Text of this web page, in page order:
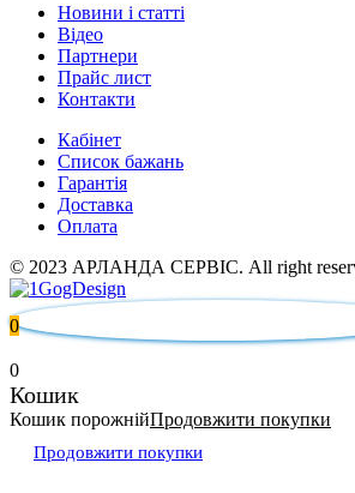
Новини і статті
Відео
Партнери
Прайс лист
Контакти
Кабінет
Список бажань
Гарантія
Доставка
Оплата
© 2023 АРЛАНДА СЕРВІС. All right
0
0
Кошик
Кошик порожнійПродовжити покупки
Продовжити покупки